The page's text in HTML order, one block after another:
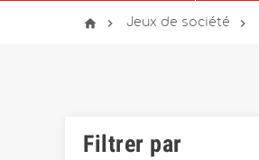
  Jeux de société 
Filtrer par